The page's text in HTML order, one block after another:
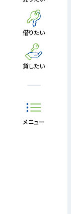
借りたい
貸したい
メニュー